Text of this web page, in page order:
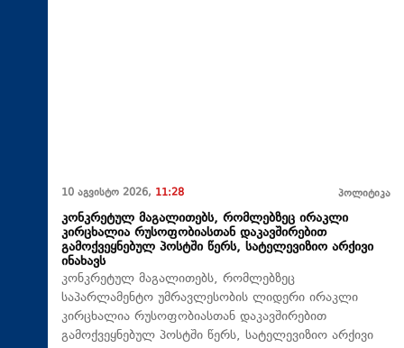
10 აგვისტო 2026, 11:28 პოლიტიკა
კონკრეტულ მაგალითებს, რომლებზეც ირაკლი
კირცხალია რუსოფობიასთან დაკავშირებით
გამოქვეყნებულ პოსტში წერს, სატელევიზიო არქივი
ინახავს
კონკრეტულ მაგალითებს, რომლებზეც
საპარლამენტო უმრავლესობის ლიდერი ირაკლი
კირცხალია რუსოფობიასთან დაკავშირებით
გამოქვეყნებულ პოსტში წერს, სატელევიზიო არქივი